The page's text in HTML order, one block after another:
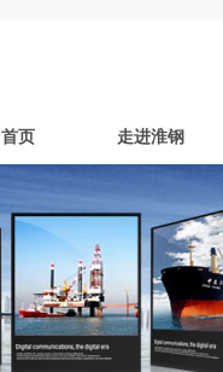
首页 走进淮钢